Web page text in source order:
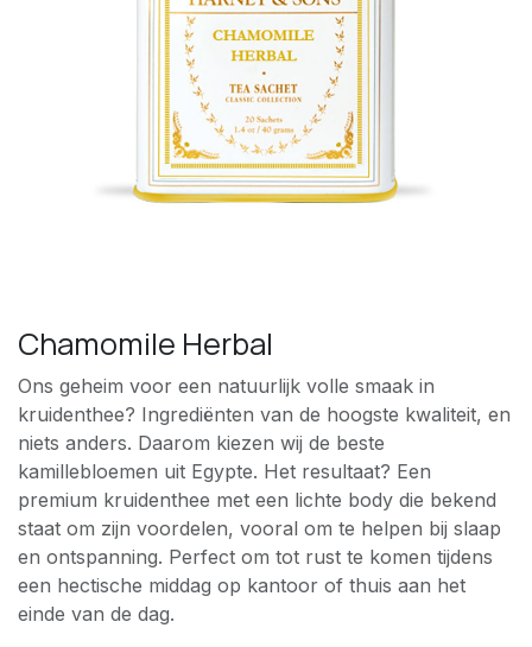
Chamomile Herbal
Ons geheim voor een natuurlijk volle smaak in
kruidenthee? Ingrediënten van de hoogste kwaliteit, en
niets anders. Daarom kiezen wij de beste
kamillebloemen uit Egypte. Het resultaat? Een
premium kruidenthee met een lichte body die bekend
staat om zijn voordelen, vooral om te helpen bij slaap
en ontspanning. Perfect om tot rust te komen tijdens
een hectische middag op kantoor of thuis aan het
einde van de dag.